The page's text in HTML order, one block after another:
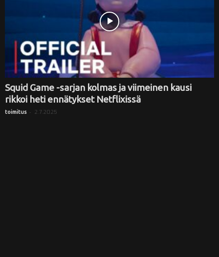
Squid Game -sarjan kolmas ja viimeinen kausi
rikkoi heti ennätykset Netflixissä
toimitus - 2.7.2025